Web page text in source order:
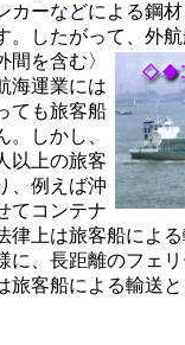
カーなどによる鋼
。したがって、外航
を含む〉
海運業には
ても旅客船
しかし、
以上の旅客
、例えば沖
てコンテナ
律上は旅客船によ
に、長距離のフェ
客船による輸送